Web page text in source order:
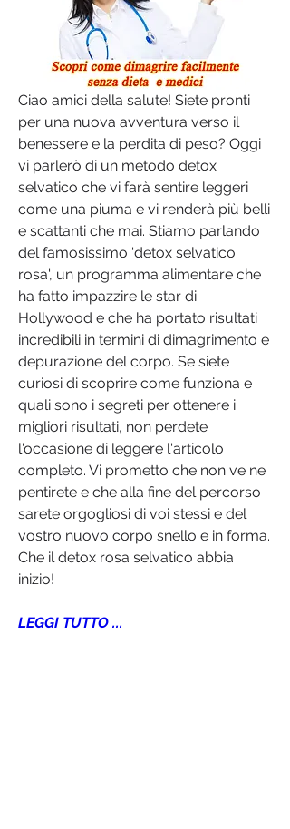
Ciao amici della salute! Siete pronti
per una nuova avventura verso il
benessere e la perdita di peso? Oggi
vi parlerò di un metodo detox
selvatico che vi farà sentire leggeri
come una piuma e vi renderà più belli
e scattanti che mai. Stiamo parlando
del famosissimo 'detox selvatico
rosa', un programma alimentare che
ha fatto impazzire le star di
Hollywood e che ha portato risultati
incredibili in termini di dimagrimento e
depurazione del corpo. Se siete
curiosi di scoprire come funziona e
quali sono i segreti per ottenere i
migliori risultati, non perdete
l'occasione di leggere l'articolo
completo. Vi prometto che non ve ne
pentirete e che alla fine del percorso
sarete orgogliosi di voi stessi e del
vostro nuovo corpo snello e in forma.
Che il detox rosa selvatico abbia
inizio!
LEGGI TUTTO ...